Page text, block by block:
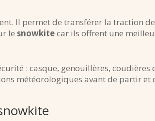
Il permet de transférer la traction
lesnowkitecar ils offrent une
: casque, genouillères,
météorologiques avant de partir